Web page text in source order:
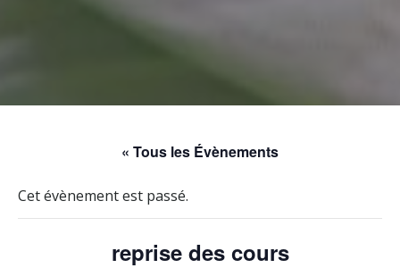
« Tous les Évènements
Cet évènement est passé.
reprise des cours